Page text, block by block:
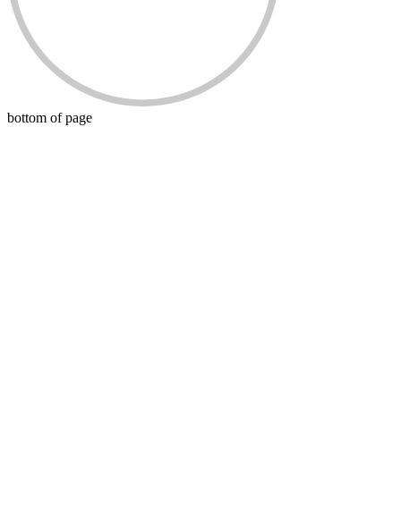
bottom of page